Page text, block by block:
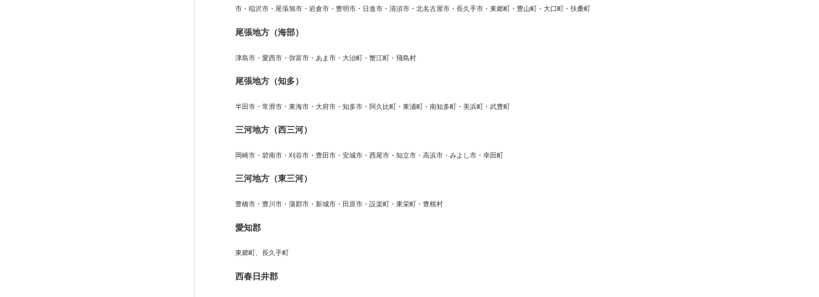
市・稲沢市・尾張旭市・岩倉市・豊明市・日進市・清須市・北名古屋市・長久手市・東郷町・豊山町・大口町・扶桑町
尾張地方（海部）
津島市・愛西市・弥富市・あま市・大治町・蟹江町・飛島村
尾張地方（知多）
半田市・常滑市・東海市・大府市・知多市・阿久比町・東浦町・南知多町・美浜町・武豊町
三河地方（西三河）
岡崎市・碧南市・刈谷市・豊田市・安城市・西尾市・知立市・高浜市・みよし市・幸田町
三河地方（東三河）
豊橋市・豊川市・蒲郡市・新城市・田原市・設楽町・東栄町・豊根村
愛知郡
東郷町、長久手町
西春日井郡